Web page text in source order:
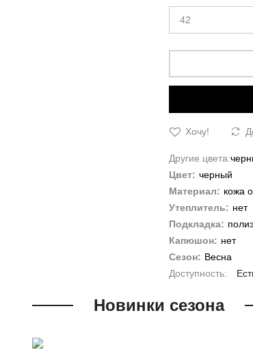
Хочу!
Другие цвета:
Цвет: черный
Материал: кожа
Утеплитель: нет
Подкладка:
Капюшон: нет
Сезон: Весна
Новинки сезона